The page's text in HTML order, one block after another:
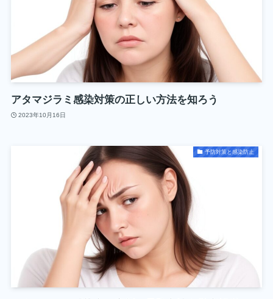
アタマジラミ感染対策の正しい方法を知ろう
2023年10月16日
予防対策と感染防止